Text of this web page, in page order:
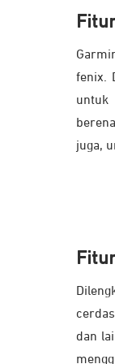
fenix.
untuk
juga,
dan